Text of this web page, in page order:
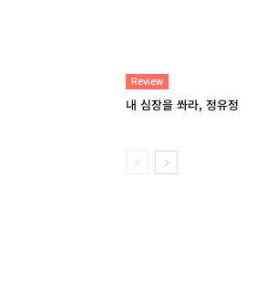
Review
내 심장을 쏴라, 정유정